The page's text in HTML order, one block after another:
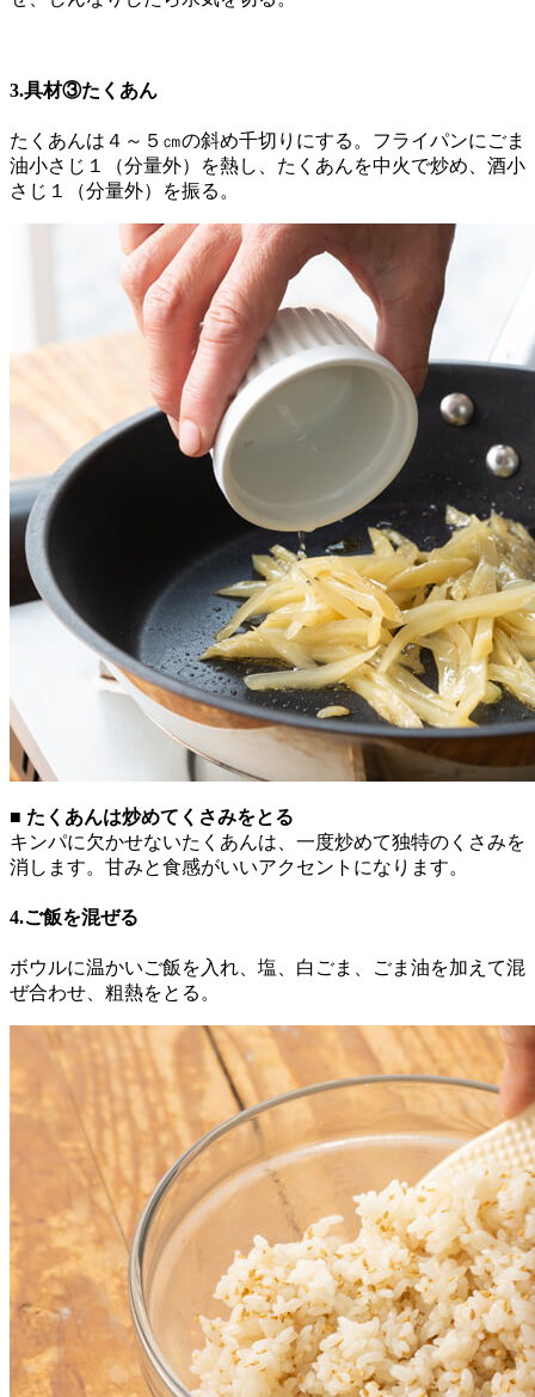
3.具材③たくあん
たくあんは４～５㎝の斜め千切りにする。フライパンにごま
油小さじ１（分量外）を熱し、たくあんを中火で炒め、酒小
さじ１（分量外）を振る。
■ たくあんは炒めてくさみをとる
キンパに欠かせないたくあんは、一度炒めて独特のくさみを
消します。甘みと食感がいいアクセントになります。
4.ご飯を混ぜる
ボウルに温かいご飯を入れ、塩、白ごま、ごま油を加えて混
ぜ合わせ、粗熱をとる。